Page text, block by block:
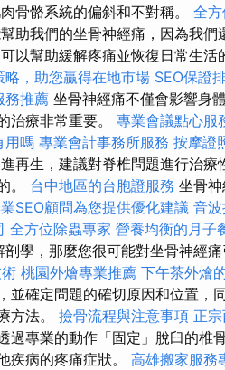
骨骼系統的偏斜和不對稱。 全
助我們的坐骨神經痛，因為我們
以幫助緩解疼痛並恢復日常生活
略，助您贏得在地市場 SEO保證
務推薦 坐骨神經痛不僅會影響身
治療非常重要。 專業會議點心服
用嗎 專業會計事務所服務 按摩證
再生，建議對脊椎問題進行治療
。 台中地區的台胞證服務 坐骨神
SEO顧問為您提供優化建議 音
全方位除蟲專家 營養均衡的月子
剖學，那麼您很可能對坐骨神經
桃園外燴專業推薦 下午茶外燴
確定問題的確切原因和位置，
方法。 撿骨流程與注意事項 正
專業的動作「固定」脫臼的椎
疾病的疼痛症狀。 高雄搬家服務